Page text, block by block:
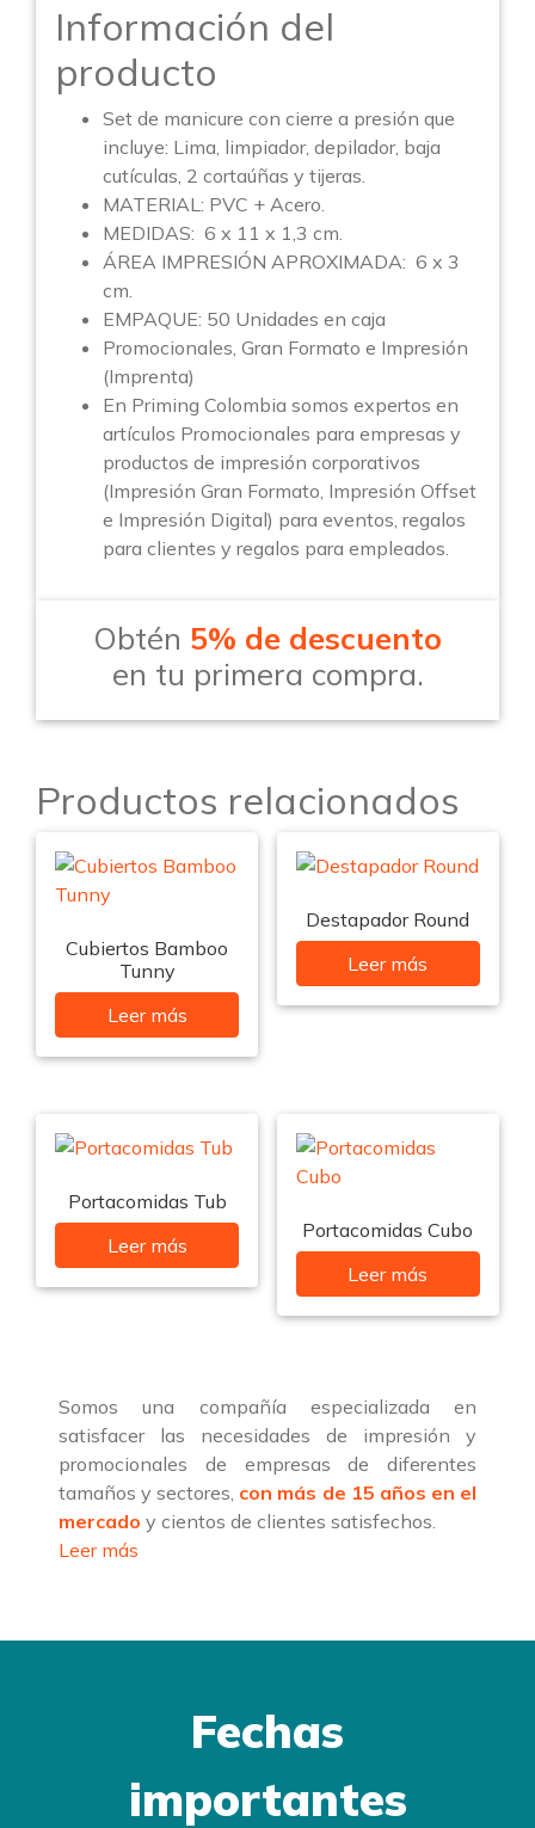
Información del
producto
Set de manicure con cierre a presión que
incluye: Lima, limpiador, depilador, baja
cutículas, 2 cortaúñas y tijeras.
MATERIAL: PVC + Acero.
MEDIDAS: 6 x 11 x 1,3 cm.
ÁREA IMPRESIÓN APROXIMADA: 6 x 3
cm.
EMPAQUE: 50 Unidades en caja
Promocionales, Gran Formato e Impresión
(Imprenta)
En Priming Colombia somos expertos en
artículos Promocionales para empresas y
productos de impresión corporativos
(Impresión Gran Formato, Impresión Offset
e Impresión Digital) para eventos, regalos
para clientes y regalos para empleados.
Obtén 5% de descuento
en tu primera compra.
Productos relacionados
Cubiertos Bamboo
Tunny
Leer más
Destapador Round
Leer más
Portacomidas Tub
Leer más
Portacomidas Cubo
Leer más
Somos una compañía especializada en
satisfacer las necesidades de impresión y
promocionales de empresas de diferentes
tamaños y sectores, con más de 15 años en el
mercado y cientos de clientes satisfechos.
Leer más
Fechas
importantes